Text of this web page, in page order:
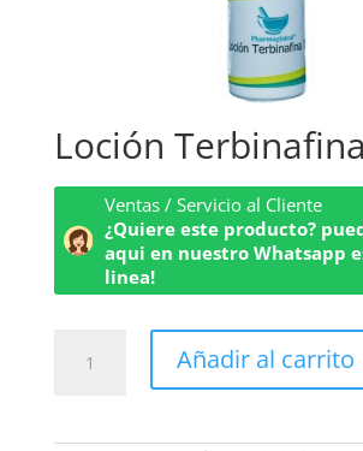
Loción
Ventas / Servicio al Cliente
¿Quiere este producto?
aqui en nuestro Whatsapp
linea!
Terbinafina
Añadir al carrito